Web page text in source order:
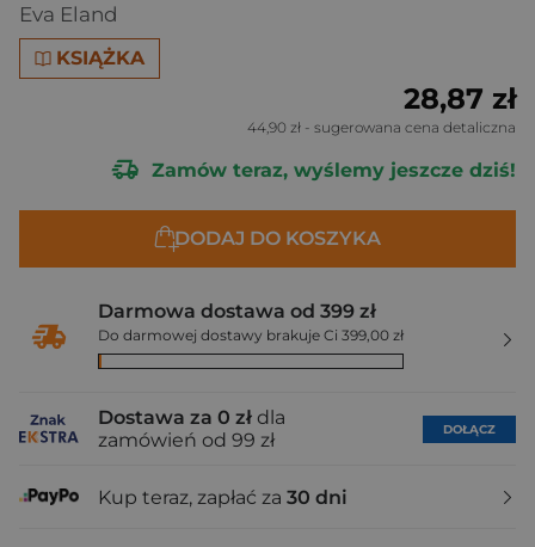
Eva Eland
KSIĄŻKA
28,87 zł
44,90 zł - sugerowana cena detaliczna
Zamów teraz, wyślemy jeszcze dziś!
DODAJ DO KOSZYKA
Darmowa dostawa od 399 zł
Do darmowej dostawy brakuje Ci 399,00 zł
Dostawa za 0 zł dla
zamówień od 99 zł
DOŁĄCZ
Kup teraz, zapłać za 30 dni